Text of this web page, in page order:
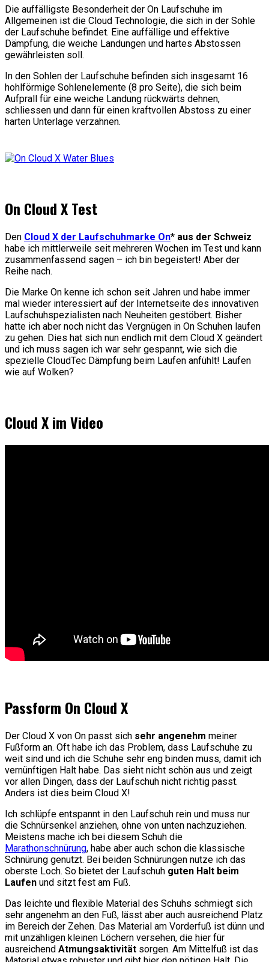
Die auffälligste Besonderheit der On Laufschuhe im
Allgemeinen ist die Cloud Technologie, die sich in der Sohle
der Laufschuhe befindet. Eine auffällige und effektive
Dämpfung, die weiche Landungen und hartes Abstossen
gewährleisten soll.
In den Sohlen der Laufschuhe befinden sich insgesamt 16
hohlförmige Sohlenelemente (8 pro Seite), die sich beim
Aufprall für eine weiche Landung rückwärts dehnen,
schliessen und dann für einen kraftvollen Abstoss zu einer
harten Unterlage verzahnen.
On Cloud X Test
Den Cloud X der Laufschuhmarke On* aus der Schweiz
habe ich mittlerweile seit mehreren Wochen im Test und kann
zusammenfassend sagen – ich bin begeistert! Aber der
Reihe nach.
Die Marke On kenne ich schon seit Jahren und habe immer
mal wieder interessiert auf der Internetseite des innovativen
Laufschuhspezialisten nach Neuheiten gestöbert. Bisher
hatte ich aber noch nicht das Vergnügen in On Schuhen laufen
zu gehen. Dies hat sich nun endlich mit dem Cloud X geändert
und ich muss sagen ich war sehr gespannt, wie sich die
spezielle CloudTec Dämpfung beim Laufen anfühlt! Laufen
wie auf Wolken?
Cloud X im Video
Passform On Cloud X
Der Cloud X von On passt sich sehr angenehm meiner
Fußform an. Oft habe ich das Problem, dass Laufschuhe zu
weit sind und ich die Schuhe sehr eng binden muss, damit ich
vernünftigen Halt habe. Das sieht nicht schön aus und zeigt
vor allen Dingen, dass der Laufschuh nicht richtig passt.
Anders ist dies beim Cloud X!
Ich schlüpfe entspannt in den Laufschuh rein und muss nur
die Schnürsenkel anziehen, ohne von unten nachzuziehen.
Meistens mache ich bei diesem Schuh die
Marathonschnürung, habe aber auch schon die klassische
Schnürung genutzt. Bei beiden Schnürungen nutze ich das
oberste Loch. So bietet der Laufschuh guten Halt beim
Laufen und sitzt fest am Fuß.
Das leichte und flexible Material des Schuhs schmiegt sich
sehr angenehm an den Fuß, lässt aber auch ausreichend Platz
im Bereich der Zehen. Das Material am Vorderfuß ist dünn und
mit unzähligen kleinen Löchern versehen, die hier für
ausreichend Atmungsaktivität sorgen. Am Mittelfuß ist das